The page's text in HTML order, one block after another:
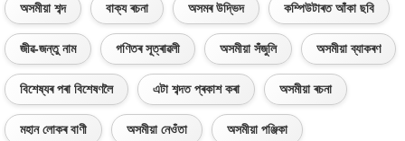
অসমীয়া শব্দ বাক্য ৰচনা অসমৰ উদ্ভিদ কম্পিউটাৰত আঁকা ছবি
জীৱ-জন্তু নাম গণিতৰ সূত্ৰাৱলী অসমীয়া সঁজুলি অসমীয়া ব্যাকৰণ
বিশেষ্যৰ পৰা বিশেষণলৈ এটা শব্দত প্ৰকাশ কৰা অসমীয়া ৰচনা
মহান লোকৰ বাণী অসমীয়া নেওঁতা অসমীয়া পঞ্জিকা